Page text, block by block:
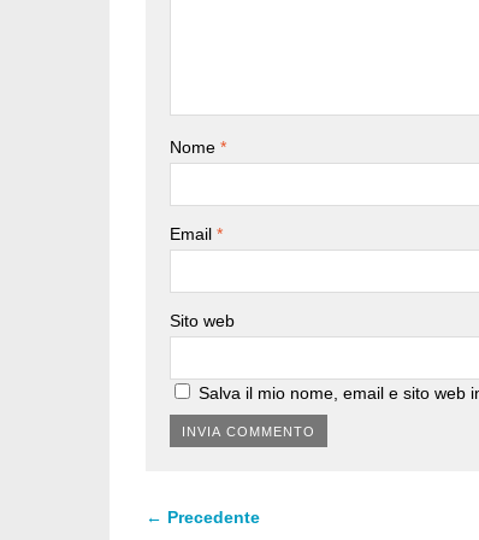
Nome *
Email *
Sito web
Salva il mio nome, email e sito web
← Precedente